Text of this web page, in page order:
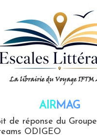
AIRMAG
de réponse du Groupe
ODIGEO